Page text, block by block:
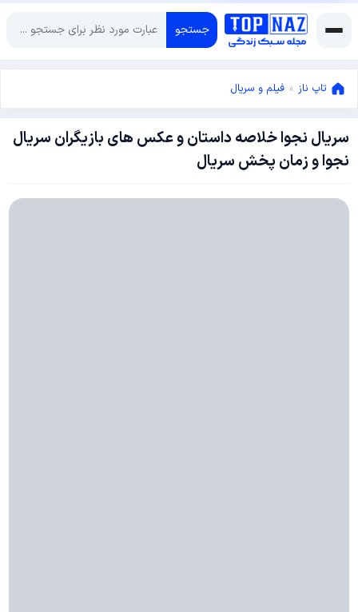
جستجو
تاپ ناز » فیلم و سریال
سریال نجوا خلاصه داستان و عکس های بازیگران سریال
نجوا و زمان پخش سریال
نوامبر
29,